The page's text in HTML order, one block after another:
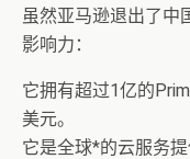
虽然亚马逊退出了中
影响力：
它拥有超过1亿的
美元。
它是全球*的云服务